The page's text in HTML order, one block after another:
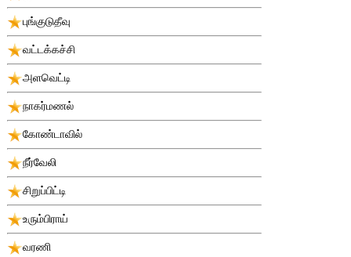
புங்குடுதீவு
வட்டக்கச்சி
அளவெட்டி
நாகர்மணல்
கோண்டாவில்
நீர்வேலி
சிறுப்பிட்டி
உரும்பிராய்
வரணி